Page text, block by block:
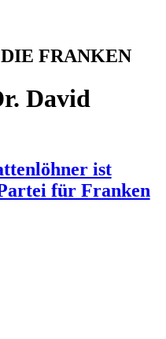
FRANKEN
David
ist
für Franken